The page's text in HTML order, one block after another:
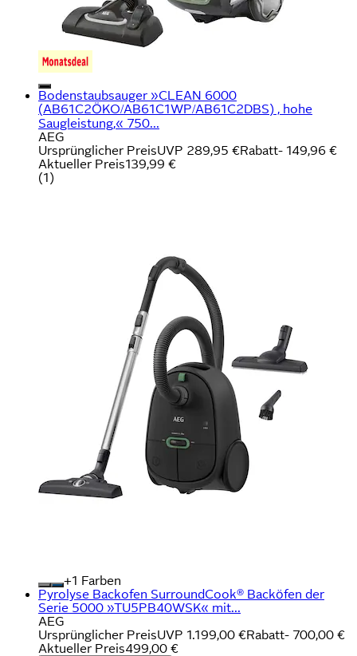
Bodenstaubsauger »CLEAN 6000
(AB61C2ÖKO/AB61C1WP/AB61C2DBS) , hohe
Saugleistung,« 750...
AEG
Ursprünglicher PreisUVP 289,95 €Rabatt- 149,96 €
Aktueller Preis139,99 €
(1)
+
Farben
Pyrolyse Backofen SurroundCook® Backöfen der
Serie 5000 »TU5PB40WSK« mit...
AEG
Ursprünglicher PreisUVP 1.199,00 €Rabatt- 700,00 €
Aktueller Preis499,00 €